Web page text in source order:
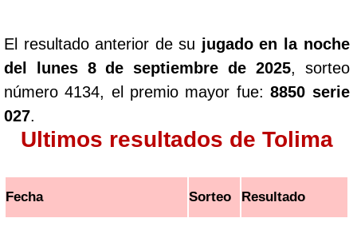
El resultado anterior de su jugado en la noche
del lunes 8 de septiembre de 2025, sorteo
número 4134, el premio mayor fue:8850 serie
027.
Ultimos resultados de Tolima
Fecha Sorteo Resultado